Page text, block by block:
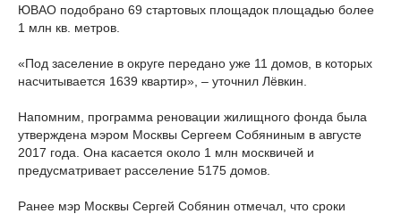
ЮВАО подобрано 69 стартовых площадок площадью более
1 млн кв. метров.
«Под заселение в округе передано уже 11 домов, в которых
насчитывается 1639 квартир», – уточнил Лёвкин.
Напомним, программа реновации жилищного фонда была
утверждена мэром Москвы Сергеем Собяниным в августе
2017 года. Она касается около 1 млн москвичей и
предусматривает расселение 5175 домов.
Ранее мэр Москвы Сергей Собянин отмечал, что сроки